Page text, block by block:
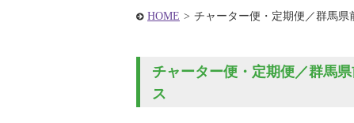
HOME > チャーター便・定期便／群馬
チャーター便・定期便／群馬
ス